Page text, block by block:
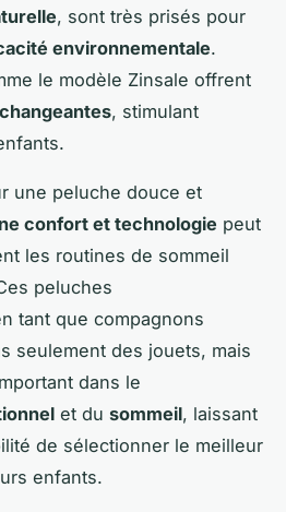
, sont très prisés pour
environnementale.
le modèle Zinsale offrent
changeantes, stimulant
une peluche douce et
confort et technologie peut
les routines de sommeil
peluches
tant que compagnons
seulement des jouets, mais
dans le
et du sommeil, laissant
de sélectionner le meilleur
enfants.